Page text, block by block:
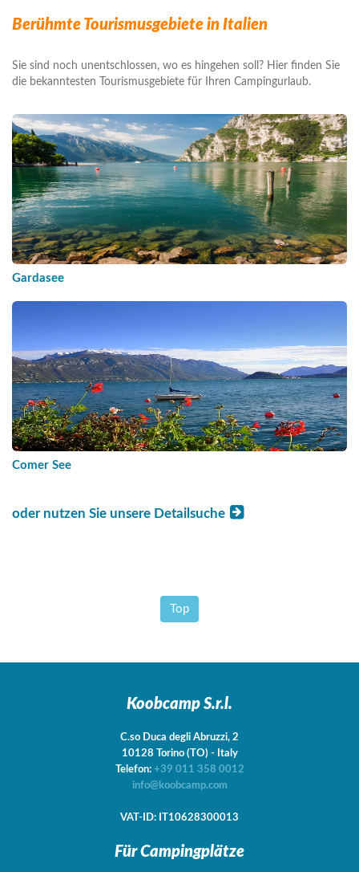
Berühmte Tourismusgebiete in Italien
Sie sind noch unentschlossen, wo es hingehen soll? Hier finden Sie
die bekanntesten Tourismusgebiete für Ihren Campingurlaub.
Gardasee
Comer See
oder nutzen Sie unsere Detailsuche
Top
Koobcamp S.r.l.
C.so Duca degli Abruzzi, 2
10128 Torino (TO) - Italy
Telefon: +39 011 358 0012
info@koobcamp.com
VAT-ID: IT10628300013
Für Campingplätze